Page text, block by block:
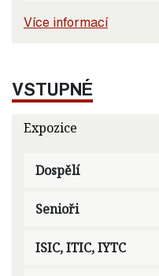
Více informací
VSTUPNÉ
Expozice
Dospělí
Senioři
ISIC, ITIC, IYTC